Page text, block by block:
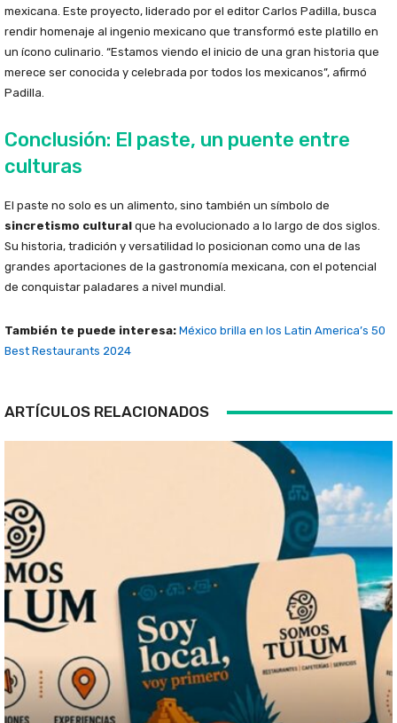
mexicana. Este proyecto, liderado por el editor Carlos Padilla, busca
rendir homenaje al ingenio mexicano que transformó este platillo en
un ícono culinario. “Estamos viendo el inicio de una gran historia que
merece ser conocida y celebrada por todos los mexicanos”, afirmó
Padilla.
Conclusión: El paste, un puente entre
culturas
El paste no solo es un alimento, sino también un símbolo de
sincretismo cultural que ha evolucionado a lo largo de dos siglos.
Su historia, tradición y versatilidad lo posicionan como una de las
grandes aportaciones de la gastronomía mexicana, con el potencial
de conquistar paladares a nivel mundial.
También te puede interesa: México brilla en los Latin America’s 50
Best Restaurants 2024
ARTÍCULOS RELACIONADOS